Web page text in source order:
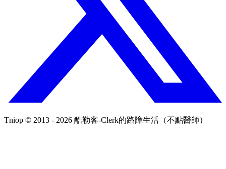
Tniop © 2013 - 2026 酷勒客-Clerk的路障生活（不點醫師）